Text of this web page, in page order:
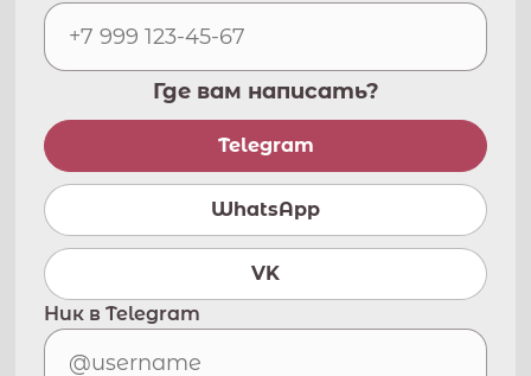
Где вам написать?
Telegram
WhatsApp
VK
Ник в Telegram